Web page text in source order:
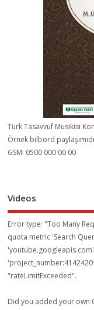
Türk Tasavvuf Musikisi
Örnek bilbord
GSM: 0500 000 00 00
Videos
Error type: "Too Many
quota metric 'Search
"rateLimitExceeded".
Did you added your own